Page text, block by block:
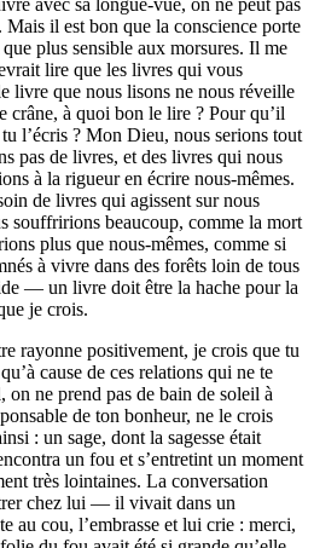
Mais il est bon que la conscience porte
plus sensible aux morsures. Il me
lire que les livres qui vous
livre que nous lisons ne nous réveille
crâne, à quoi bon le lire ? Pour qu’il
l’écris ? Mon Dieu, nous serions tout
pas de livres, et des livres qui nous
à la rigueur en écrire nous-mêmes.
de livres qui agissent sur nous
souffririons beaucoup, comme la mort
plus que nous-mêmes, comme si
à vivre dans des forêts loin de tous
— un livre doit être la hache pour la
je crois.
rayonne positivement, je crois que tu
cause de ces relations qui ne te
on ne prend pas de bain de soleil à
de ton bonheur, ne le crois
: un sage, dont la sagesse était
un fou et s’entretint un moment
très lointaines. La conversation
chez lui — il vivait dans un
au cou, l’embrasse et lui crie : merci,